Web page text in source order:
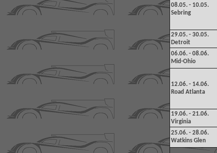
08.05. - 10.05.
Sebring
29.05. - 30.05.
Detroit
06.06. - 08.06.
Mid-Ohio
12.06. - 14.06.
Road Atlanta
19.06. - 21.06.
Virginia
25.06. - 28.06.
Watkins Glen